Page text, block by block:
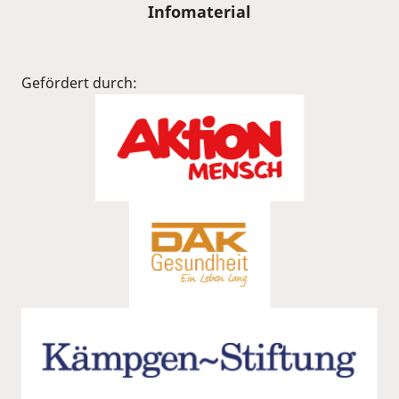
Infomaterial
Gefördert durch: